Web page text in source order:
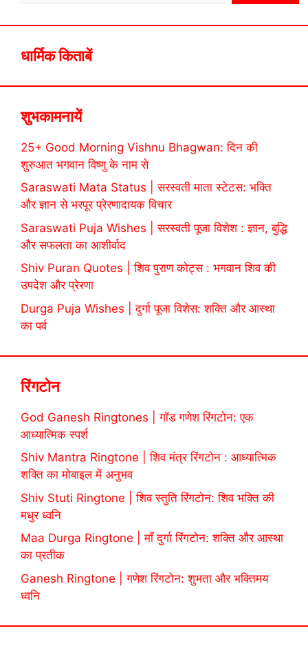
धार्मिक किताबें
शुभकामनायें
25+ Good Morning Vishnu Bhagwan: दिन की
शुरुआत भगवान विष्णु के नाम से
Saraswati Mata Status | सरस्वती माता स्टेटस: भक्ति
और ज्ञान से भरपूर प्रेरणादायक विचार
Saraswati Puja Wishes | सरस्वती पूजा विशेश : ज्ञान, बुद्धि
और सफलता का आशीर्वाद
Shiv Puran Quotes | शिव पुराण कोट्स : भगवान शिव की
उपदेश और प्रेरणा
Durga Puja Wishes | दुर्गा पूजा विशेस: शक्ति और आस्था
का पर्व
रिंगटोन
God Ganesh Ringtones | गॉड गणेश रिंगटोन: एक
आध्यात्मिक स्पर्श
Shiv Mantra Ringtone | शिव मंत्र रिंगटोन : आध्यात्मिक
शक्ति का मोबाइल में अनुभव
Shiv Stuti Ringtone | शिव स्तुति रिंगटोन: शिव भक्ति की
मधुर ध्वनि
Maa Durga Ringtone | माँ दुर्गा रिंगटोन: शक्ति और आस्था
का प्रतीक
Ganesh Ringtone | गणेश रिंगटोन: शुभता और भक्तिमय
ध्वनि